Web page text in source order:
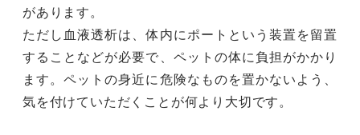
があります。
ただし血液透析は、体内にポートという装置を留置
することなどが必要で、ペットの体に負担がかかり
ます。ペットの身近に危険なものを置かないよう、
気を付けていただくことが何より大切です。